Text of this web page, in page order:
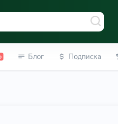
Блог Подписка